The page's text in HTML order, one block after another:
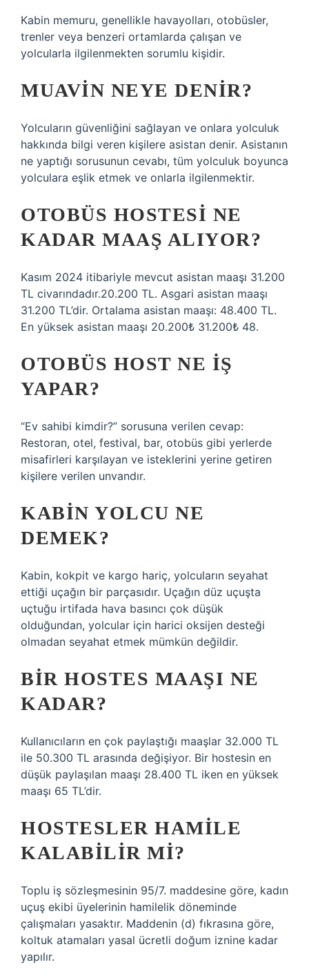
Kabin memuru, genellikle havayolları, otobüsler,
trenler veya benzeri ortamlarda çalışan ve
yolcularla ilgilenmekten sorumlu kişidir.
MUAVIN NEYE DENIR?
Yolcuların güvenliğini sağlayan ve onlara yolculuk
hakkında bilgi veren kişilere asistan denir. Asistanın
ne yaptığı sorusunun cevabı, tüm yolculuk boyunca
yolculara eşlik etmek ve onlarla ilgilenmektir.
OTOBÜS HOSTESI NE
KADAR MAAŞ ALIYOR?
Kasım 2024 itibariyle mevcut asistan maaşı 31.200
TL civarındadır.20.200 TL. Asgari asistan maaşı
31.200 TL’dir. Ortalama asistan maaşı: 48.400 TL.
En yüksek asistan maaşı 20.200₺ 31.200₺ 48.
OTOBÜS HOST NE IŞ
YAPAR?
“Ev sahibi kimdir?” sorusuna verilen cevap:
Restoran, otel, festival, bar, otobüs gibi yerlerde
misafirleri karşılayan ve isteklerini yerine getiren
kişilere verilen unvandır.
KABIN YOLCU NE
DEMEK?
Kabin, kokpit ve kargo hariç, yolcuların seyahat
ettiği uçağın bir parçasıdır. Uçağın düz uçuşta
uçtuğu irtifada hava basıncı çok düşük
olduğundan, yolcular için harici oksijen desteği
olmadan seyahat etmek mümkün değildir.
BIR HOSTES MAAŞI NE
KADAR?
Kullanıcıların en çok paylaştığı maaşlar 32.000 TL
ile 50.300 TL arasında değişiyor. Bir hostesin en
düşük paylaşılan maaşı 28.400 TL iken en yüksek
maaşı 65 TL’dir.
HOSTESLER HAMILE
KALABILIR MI?
Toplu iş sözleşmesinin 95/7. maddesine göre, kadın
uçuş ekibi üyelerinin hamilelik döneminde
çalışmaları yasaktır. Maddenin (d) fıkrasına göre,
koltuk atamaları yasal ücretli doğum iznine kadar
yapılır.